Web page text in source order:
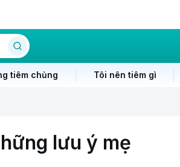
tiêm chủng Tôi nên tiêm gì
lưu ý mẹ